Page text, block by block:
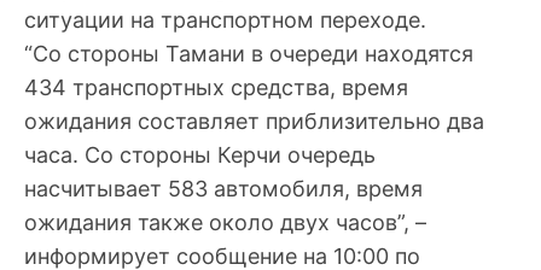
ситуации на транспортном переходе.
“Со стороны Тамани в очереди находятся
434 транспортных средства, время
ожидания составляет приблизительно два
часа. Со стороны Керчи очередь
насчитывает 583 автомобиля, время
ожидания также около двух часов”, –
информирует сообщение на 10:00 по